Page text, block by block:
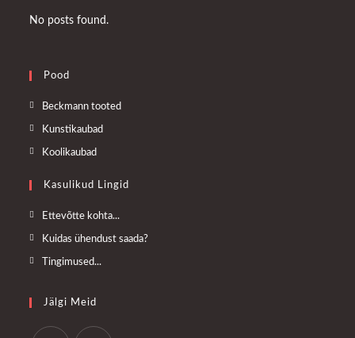
No posts found.
Pood
Beckmann tootedOpens
tab
KunstikaubadOpens
new
KoolikaubadOpens
a
new
Kasulikud Lingid
Ettevõtte kohta...
in
Kuidas ühendust saada?Opens
Tingimused...
Jälgi Meid